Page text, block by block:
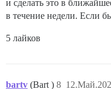
и сделать это в
в течение недели. Если
5 лайков
bartv (Bart ) 8